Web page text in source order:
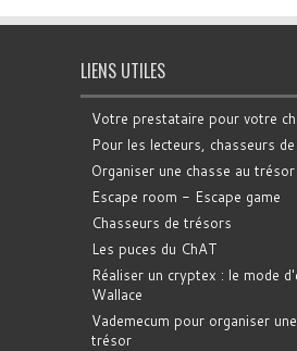
LIENS UTILES
Votre prestataire pour votre
Pour les lecteurs, chasseurs
Organiser une chasse au trésor
Escape room - Escape game
Chasseurs de trésors
Les puces du ChAT
Réaliser un cryptex : le mode
Wallace
Vademecum pour organiser
trésor